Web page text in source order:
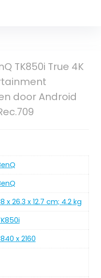
TK850i True 4K
door Android
x 26.3 x 12.7 cm; 4.2 kg
x 2160